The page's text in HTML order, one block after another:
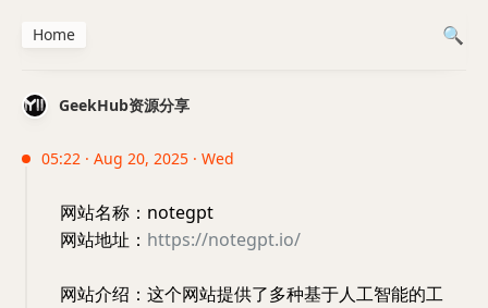
GeekHub资源分享
05:22 · Aug 20, 2025 · Wed
网站名称：notegpt
网站地址： https://notegpt.io/
网站介绍：这个网站提供了多种基于人工智能的工
Home